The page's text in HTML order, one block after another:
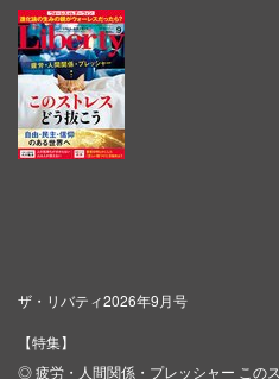
ザ・リバティ2026年9月号
【特集】
◎ 疲労・人間関係・プレッシャー この